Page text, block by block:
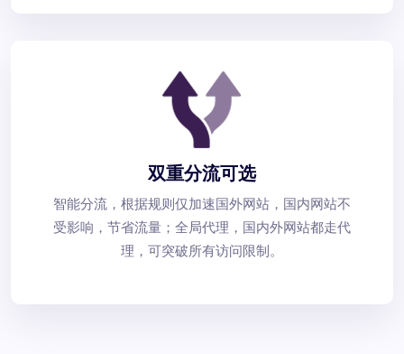
双重分流可选
智能分流，根据规则仅加速国外网站，国内网站不
受影响，节省流量；全局代理，国内外网站都走代
理，可突破所有访问限制。